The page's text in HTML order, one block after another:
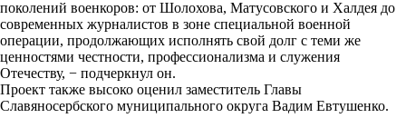
поколений военкоров: от Шолохова, Матусовского и Халдея до
современных журналистов в зоне специальной военной
операции, продолжающих исполнять свой долг с теми же
ценностями честности, профессионализма и служения
Отечеству, − подчеркнул он.
Проект также высоко оценил заместитель Главы
Славяносербского муниципального округа Вадим Евтушенко.